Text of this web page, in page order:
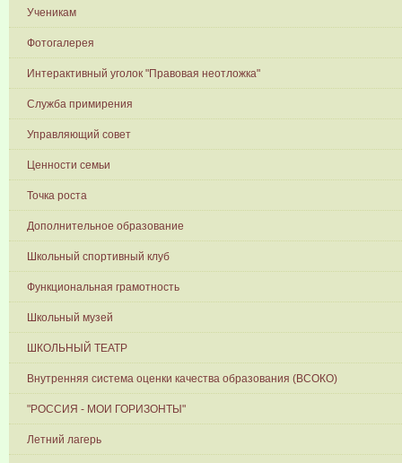
Ученикам
Фотогалерея
Интерактивный уголок "Правовая неотложка"
Служба примирения
Управляющий совет
Ценности семьи
Точка роста
Дополнительное образование
Школьный спортивный клуб
Функциональная грамотность
Школьный музей
ШКОЛЬНЫЙ ТЕАТР
Внутренняя система оценки качества образования (ВСОКО)
"РОССИЯ - МОИ ГОРИЗОНТЫ"
Летний лагерь